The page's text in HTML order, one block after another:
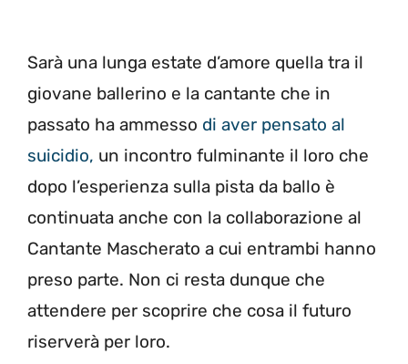
Sarà una lunga estate d’amore quella tra il
giovane ballerino e la cantante che in
passato ha ammesso di aver pensato al
suicidio, un incontro fulminante il loro che
dopo l’esperienza sulla pista da ballo è
continuata anche con la collaborazione al
Cantante Mascherato a cui entrambi hanno
preso parte. Non ci resta dunque che
attendere per scoprire che cosa il futuro
riserverà per loro.